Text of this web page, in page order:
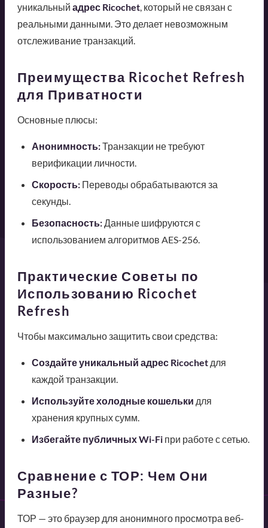
уникальный адрес Ricochet, который не связан с
реальными данными. Это делает невозможным
отслеживание транзакций.
Преимущества Ricochet Refresh
для Приватности
Основные плюсы:
Анонимность:Транзакции не требуют
верификации личности.
Скорость:Переводы обрабатываются за
секунды.
Безопасность:Данные шифруются с
использованием алгоритмов AES-256.
Практические Советы по
Использованию Ricochet
Refresh
Чтобы максимально защитить свои средства:
Создайте уникальный адрес Ricochetдля
каждой транзакции.
Используйте холодные кошельки для
хранения крупных сумм.
Избегайте публичных Wi-Fiпри работе с сетью.
Сравнение с ТОР: Чем Они
Разные?
ТОР — это браузер для анонимного просмотра веб-